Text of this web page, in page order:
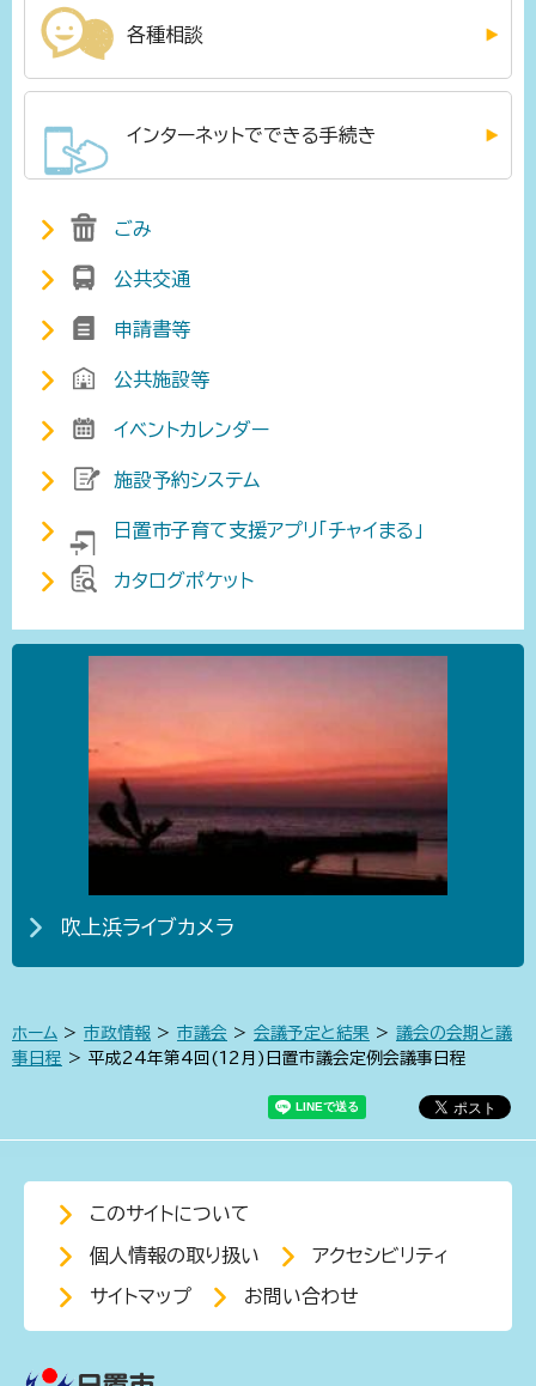
各種相談
インターネットでできる手続き
ごみ
公共交通
申請書等
公共施設等
イベントカレンダー
施設予約システム
日置市子育て支援アプリ「チャイまる」
カタログポケット
吹上浜ライブカメラ
ホーム > 市政情報 > 市議会 > 会議予定と結果 > 議会の会期と議
事日程 > 平成24年第4回(12月)日置市議会定例会議事日程
このサイトについて
個人情報の取り扱い アクセシビリティ
サイトマップ お問い合わせ